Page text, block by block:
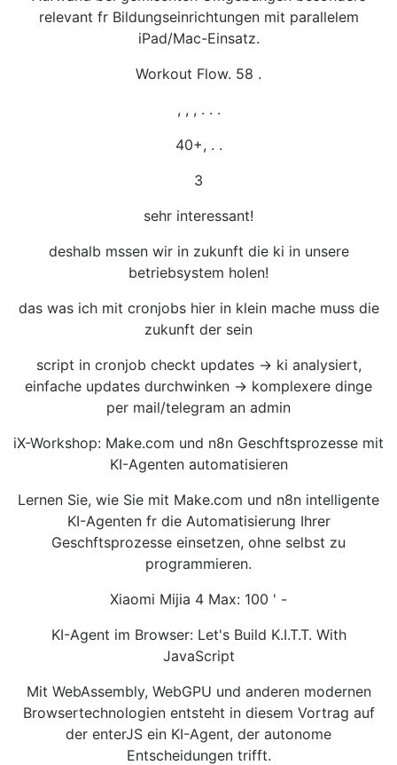
relevant fr Bildungseinrichtungen mit parallelem
iPad/Mac-Einsatz.
Workout Flow. 58 .
, , , . . .
40+, . .
3
sehr interessant!
deshalb mssen wir in zukunft die ki in unsere
betriebsystem holen!
das was ich mit cronjobs hier in klein mache muss die
zukunft der sein
script in cronjob checkt updates -> ki analysiert,
einfache updates durchwinken -> komplexere dinge
per mail/telegram an admin
iX-Workshop: Make.com und n8n Geschftsprozesse mit
KI-Agenten automatisieren
Lernen Sie, wie Sie mit Make.com und n8n intelligente
KI-Agenten fr die Automatisierung Ihrer
Geschftsprozesse einsetzen, ohne selbst zu
programmieren.
Xiaomi Mijia 4 Max: 100 ' -
KI-Agent im Browser: Let's Build K.I.T.T. With
JavaScript
Mit WebAssembly, WebGPU und anderen modernen
Browsertechnologien entsteht in diesem Vortrag auf
der enterJS ein KI-Agent, der autonome
Entscheidungen trifft.